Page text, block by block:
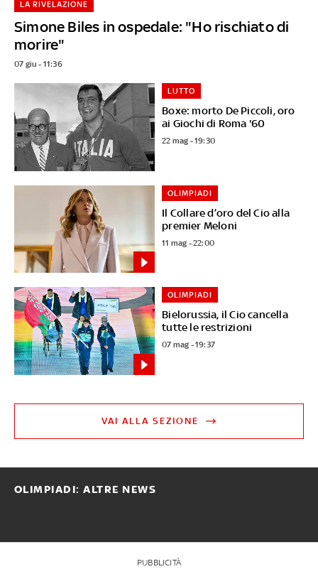
Simone Biles in ospedale: "Ho rischiato di
morire"
LA RIVELAZIONE
07 giu - 11:36
Boxe: morto De Piccoli, oro
ai Giochi di Roma '60
LUTTO
22 mag - 19:30
Il Collare d’oro del Cio alla
premier Meloni
OLIMPIADI
11 mag - 22:00
Bielorussia, il Cio cancella
tutte le restrizioni
OLIMPIADI
07 mag - 19:37
VAI ALLA SEZIONE
OLIMPIADI: ALTRE NEWS
PUBBLICITÀ